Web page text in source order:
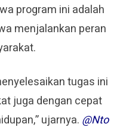
program ini adalah
menjalankan peran
tugas ini
juga dengan cepat
ujarnya. @Nto